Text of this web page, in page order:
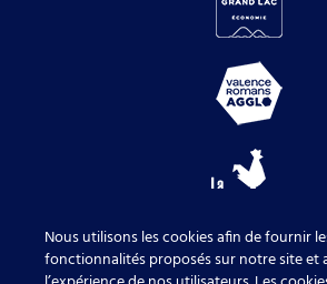
Nous utilisons les cookies afin de fournir
fonctionnalités proposés sur notre site et